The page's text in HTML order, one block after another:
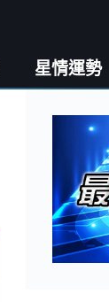
星情運勢